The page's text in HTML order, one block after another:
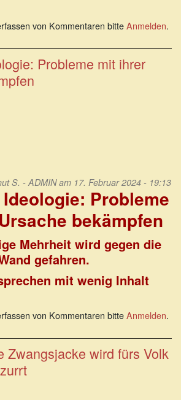
von Kommentaren bitteAnmelden.
Probleme mit ihrer
S. - ADMINam 17. Februar 2024 - 19:13
Probleme
bekämpfen
Mehrheit wird gegen die
gefahren.
mit wenig Inhalt
von Kommentaren bitteAnmelden.
Zwangsjacke wird fürs Volk